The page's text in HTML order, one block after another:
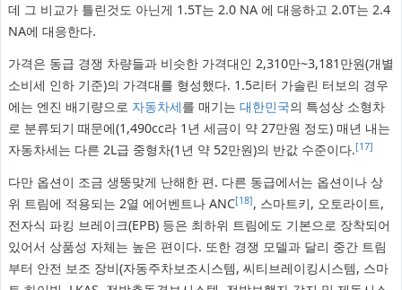
데 그 비교가 틀린것도 아닌게 1.5T는 2.0 NA 에 대응하고 2.0T는 2.4
NA에 대응한다.
가격은 동급 경쟁 차량들과 비슷한 가격대인 2,310만~3,181만원(개별
소비세 인하 기준)의 가격대를 형성했다. 1.5리터 가솔린 터보의 경우
에는 엔진 배기량으로 자동차세를 매기는 대한민국의 특성상 소형차
로 분류되기 때문에(1,490cc라 1년 세금이 약 27만원 정도) 매년 내는
자동차세는 다른 2L급 중형차(1년 약 52만원)의 반값 수준이다.[17]
다만 옵션이 조금 생뚱맞게 난해한 편. 다른 동급에서는 옵션이나 상
위 트림에 적용되는 2열 에어벤트나 ANC[18], 스마트키, 오토라이트,
전자식 파킹 브레이크(EPB) 등은 최하위 트림에도 기본으로 장착되어
있어서 상품성 자체는 높은 편이다. 또한 경쟁 모델과 달리 중간 트림
부터 안전 보조 장비(자동주차보조시스템, 씨티브레이킹시스템, 스마